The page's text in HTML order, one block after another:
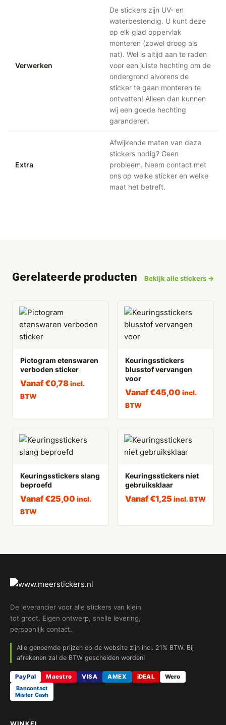
Verwerken
De stickers zijn UV- en
waterbestendig. U kunt deze
op elk glad oppervlak
monteren (zowel droog als
nat). Wel is altijd aan te raden
voor een juiste hechting om de
ondergrond alvorens de
sticker te gaan monteren te
ontvetten! Alleen dan kunnen
wij een goede hechting
garanderen.
Extra
Afwijkende maten van deze
stickers nodig? Geen
probleem. Neem contact met
ons op welke sticker en welke
maat het betreft.
Gerelateerde producten Bekijk alle stickers →
Pictogram etenswaren
verboden sticker
Vanaf€0,78 incl.
BTW
Keuringsstickers
blusstof vervangen
voor
Vanaf€45,00 incl.
BTW
Keuringsstickers slang
beproefd
Vanaf€25,00 incl.
BTW
Keuringsstickers niet
gebruiksklaar
Vanaf€1,25 incl. BTW
De leverancier voor alle stickers van klein
tot groot. Eigen ontwerp, snelle levering,
persoonlijk contact.
Alle genoemde prijzen op de website zijn incl. 21% BTW. Bij
afrekenen zal de BTW gescheiden worden!
PayPal Maestro VISA AMEX iDEAL
Wero
Bancontact
Mister Cash
WINKEL